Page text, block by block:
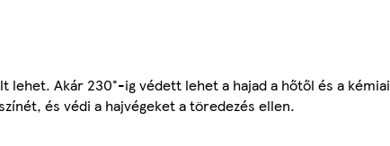
Akár 230°-ig védett lehet a hajad a hőtől és a kémiai
és védi a hajvégeket a töredezés ellen.